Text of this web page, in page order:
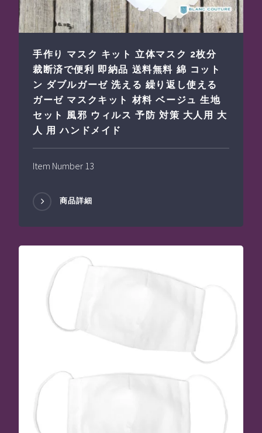
手作り マスク キット 立体マスク 2枚分
裁断済で便利 即納品 送料無料 綿 コット
ン ダブルガーゼ 洗える 繰り返し使える
ガーゼ マスクキット 材料 ベージュ 生地
セット 風邪 ウィルス 予防 対策 大人用 大
人 用 ハンドメイド
Item Number 13
商品詳細